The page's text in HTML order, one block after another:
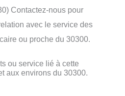
Contactez-nous pour
avec le service des
ou proche du 30300.
ou service lié à cette
aux environs du 30300.